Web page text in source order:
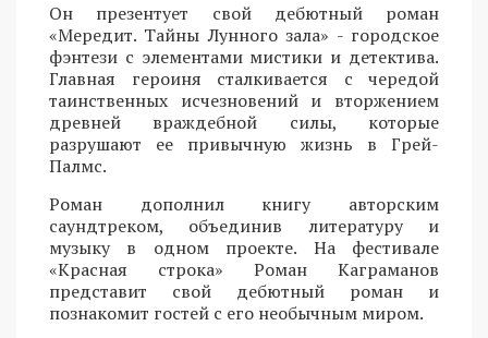
Он презентует свой дебютный роман
«Мередит. Тайны Лунного зала» - городское
фэнтези с элементами мистики и детектива.
Главная героиня сталкивается с чередой
таинственных исчезновений и вторжением
древней враждебной силы, которые
разрушают ее привычную жизнь в Грей-
Палмс.
Роман дополнил книгу авторским
саундтреком, объединив литературу и
музыку в одном проекте. На фестивале
«Красная строка» Роман Каграманов
представит свой дебютный роман и
познакомит гостей с его необычным миром.